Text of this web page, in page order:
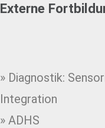
Externe
» Diagnostik:
Integration
» ADHS